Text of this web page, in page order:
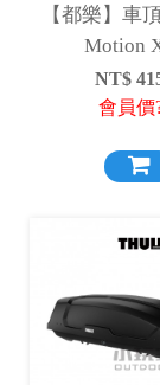
【都樂】車
Motion
NT$
會員價